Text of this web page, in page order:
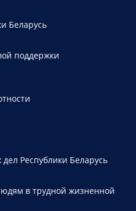
Беларусь
поддержки
Республики Беларусь
в трудной жизненной